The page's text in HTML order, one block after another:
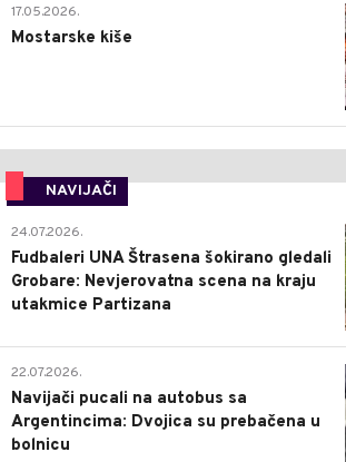
17.05.2026.
Mostarske kiše
NAVIJAČI
24.07.2026.
Fudbaleri UNA Štrasena šokirano gledali
Grobare: Nevjerovatna scena na kraju
utakmice Partizana
22.07.2026.
Navijači pucali na autobus sa
Argentincima: Dvojica su prebačena u
bolnicu